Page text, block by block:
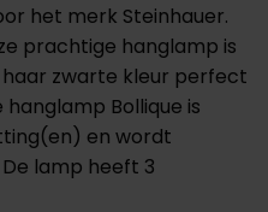
het merk Steinhauer.
prachtige hanglamp is
haar zwarte kleur perfect
Bollique is
en wordt
lamp heeft 3